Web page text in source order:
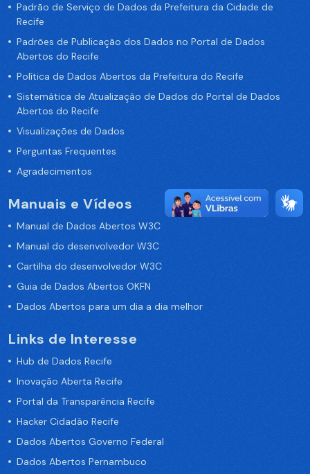
Padrão de Serviço de Dados da Prefeitura da Cidade de
Recife
Padrões de Publicação dos Dados no Portal de Dados
Abertos do Recife
Política de Dados Abertos da Prefeitura do Recife
Sistemática de Atualização de Dados do Portal de Dados
Abertos do Recife
Visualizações de Dados
Perguntas Frequentes
Agradecimentos
Manuais e Vídeos
Manual de Dados Abertos W3C
Manual do desenvolvedor W3C
Cartilha do desenvolvedor W3C
Guia de Dados Abertos OKFN
Dados Abertos para um dia a dia melhor
Links de Interesse
Hub de Dados Recife
Inovação Aberta Recife
Portal da Transparência Recife
Hacker Cidadão Recife
Dados Abertos Governo Federal
Dados Abertos Pernambuco